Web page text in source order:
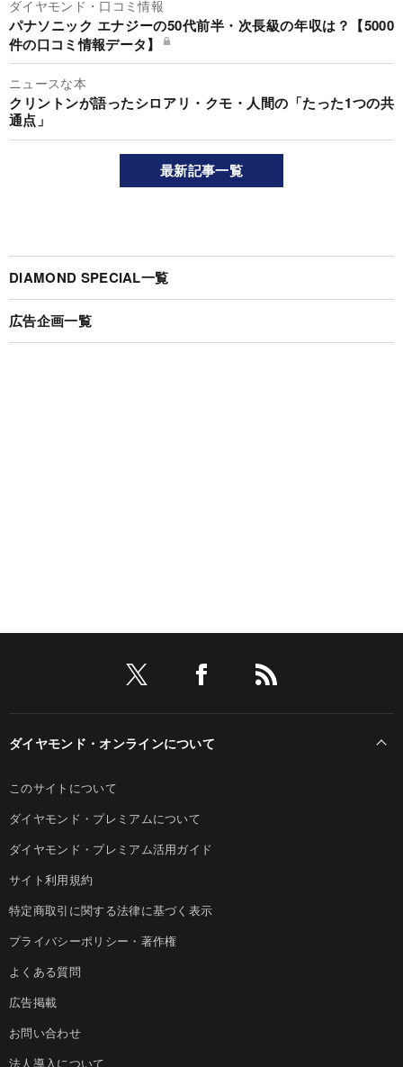
ダイヤモンド・口コミ情報
パナソニック エナジーの50代前半・次長級の年収は？【5000
件の口コミ情報データ】
ニュースな本
クリントンが語ったシロアリ・クモ・人間の「たった1つの共
通点」
最新記事一覧
DIAMOND SPECIAL一覧
広告企画一覧
ダイヤモンド・オンラインについて
このサイトについて
ダイヤモンド・プレミアムについて
ダイヤモンド・プレミアム活用ガイド
サイト利用規約
特定商取引に関する法律に基づく表示
プライバシーポリシー・著作権
よくある質問
広告掲載
お問い合わせ
法人導入について